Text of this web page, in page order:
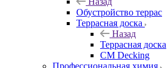
Обустройство террас
Террасная доска
Назад
Террасная доска
CM Decking
Профессиональная химия